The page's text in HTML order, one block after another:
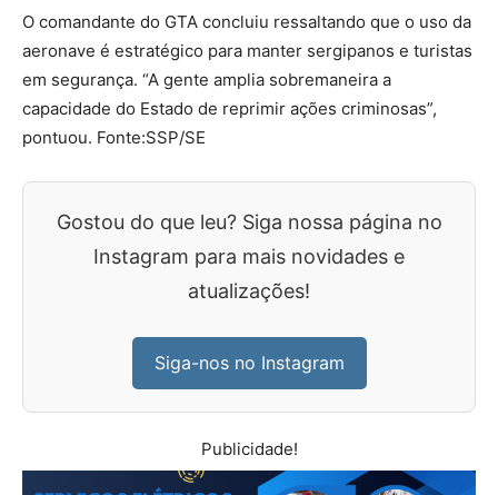
O comandante do GTA concluiu ressaltando que o uso da
aeronave é estratégico para manter sergipanos e turistas
em segurança. “A gente amplia sobremaneira a
capacidade do Estado de reprimir ações criminosas”,
pontuou. Fonte:SSP/SE
Gostou do que leu? Siga nossa página no
Instagram para mais novidades e
atualizações!
Siga-nos no Instagram
Publicidade!